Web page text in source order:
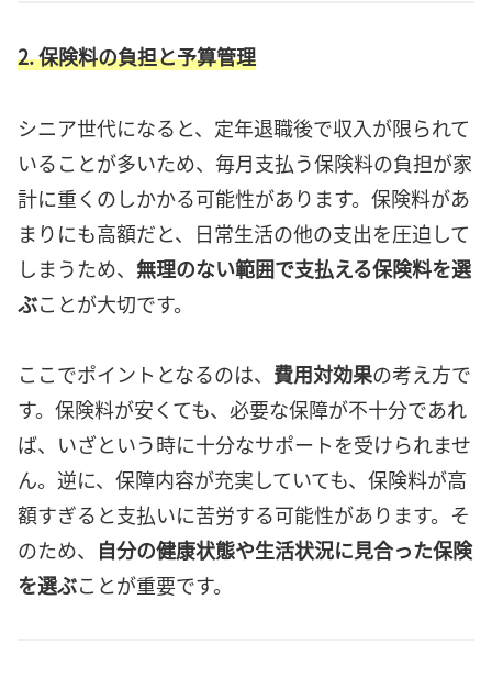
2. 保険料の負担と予算管理
シニア世代になると、定年退職後で収入が限られて
いることが多いため、毎月支払う保険料の負担が家
計に重くのしかかる可能性があります。保険料があ
まりにも高額だと、日常生活の他の支出を圧迫して
しまうため、 無理のない範囲で支払える保険料を選
ぶことが大切です。
ここでポイントとなるのは、 費用対効果の考え方で
す。保険料が安くても、必要な保障が不十分であれ
ば、いざという時に十分なサポートを受けられませ
ん。逆に、保障内容が充実していても、保険料が高
額すぎると支払いに苦労する可能性があります。そ
のため、
自分の健康状態や生活状況に見合った保険
を選ぶことが重要です。